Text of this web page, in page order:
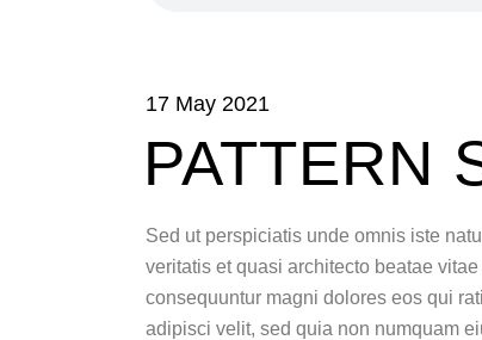
17 May 2021
PATTERN
Sed ut perspiciatis unde omnis iste
veritatis et quasi architecto beatae
consequuntur magni dolores eos qui
adipisci velit, sed quia non numquam